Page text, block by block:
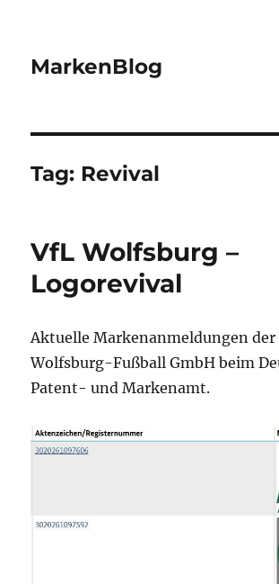
MarkenBlog
Tag: Revival
VfL Wolfsburg –
Logorevival
Aktuelle Markenanmeldungen der
Wolfsburg-Fußball GmbH beim
Patent- und Markenamt.